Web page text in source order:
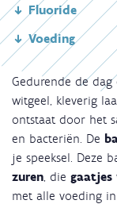
Fluoride
Voeding
Gedurende de
witgeel, kleverig
ontstaat door het
en bacteriën. De
je speeksel. Deze
zuren , die gaatjes
met alle voeding